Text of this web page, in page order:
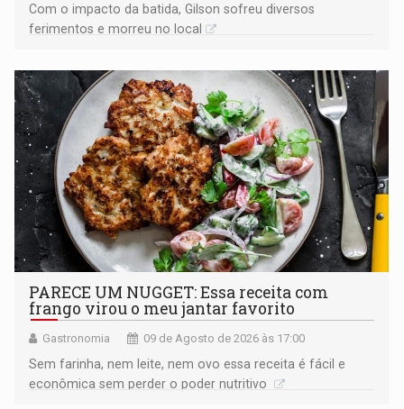
​Com o impacto da batida, Gilson sofreu diversos
ferimentos e morreu no local
PARECE UM NUGGET: Essa receita com
frango virou o meu jantar favorito
Gastronomia 09 de Agosto de 2026 às 17:00
Sem farinha, nem leite, nem ovo essa receita é fácil e
econômica sem perder o poder nutritivo